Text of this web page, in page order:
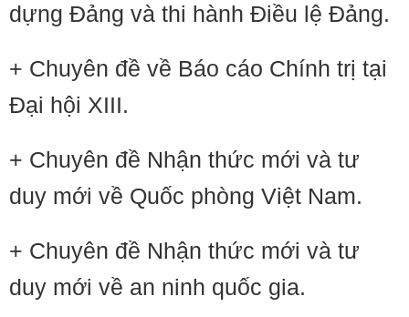
dựng Đảng và thi hành Điều lệ Đảng.
+ Chuyên đề về Báo cáo Chính trị tại
Đại hội XIII.
+ Chuyên đề Nhận thức mới và tư
duy mới về Quốc phòng Việt Nam.
+ Chuyên đề Nhận thức mới và tư
duy mới về an ninh quốc gia.